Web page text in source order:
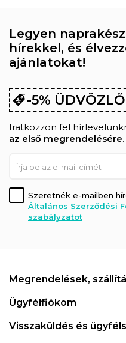
Legyen
hírekkel, és
ajánlatokat!
-5%
Iratkozzon fel
az első megrendelésére.
Szeretnék e-mailben
Általános Szerződési
szabályzatot
Megrendelések,
Ügyfélfiókom
Visszaküldés és